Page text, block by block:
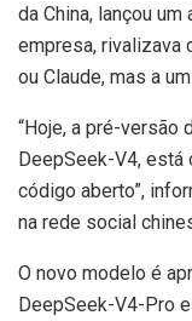
da China, lançou
empresa, rivalizava
ou Claude, mas a
“Hoje, a pré-versão
DeepSeek-V4,
código aberto”,
na rede social
O novo modelo é
DeepSeek-V4-Pro